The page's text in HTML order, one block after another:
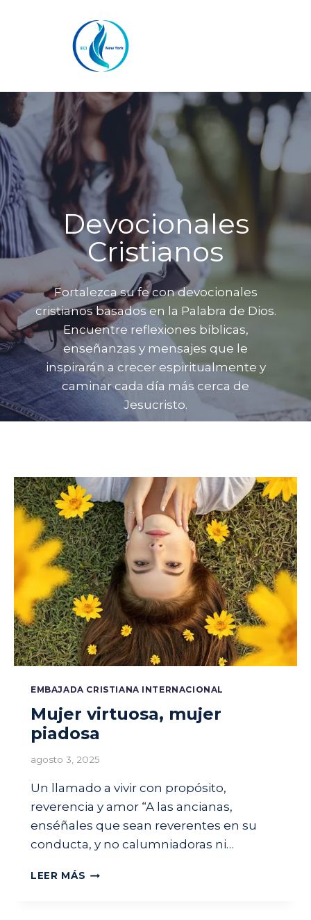
Devocionales
Cristianos
Fortalezca su fe con devocionales
cristianos basados en la Palabra de Dios.
Encuentre reflexiones bíblicas,
enseñanzas y mensajes que le
inspirarán a crecer espiritualmente y
caminar cada día más cerca de
Jesucristo.
EMBAJADA CRISTIANA INTERNACIONAL
Mujer virtuosa, mujer
piadosa
agosto 3, 2025
Un llamado a vivir con propósito,
reverencia y amor “A las ancianas,
enséñales que sean reverentes en su
conducta, y no calumniadoras ni…
LEER MÁS M